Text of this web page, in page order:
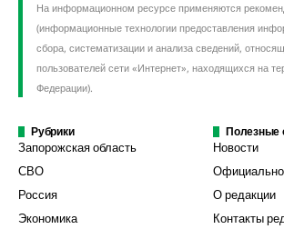
На информационном ресурсе применяются
(информационные технологии предоставления
сбора, систематизации и анализа сведений,
пользователей сети «Интернет», находящихся на
Федерации).
Рубрики
Запорожская область
СВО
Россия
Экономика
Полезные
Новости
Официально
О редакции
Контакты